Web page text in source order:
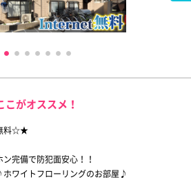
こがオススメ！
料☆★
完備で防犯面安心！！
ワイトフローリングのお部屋♪